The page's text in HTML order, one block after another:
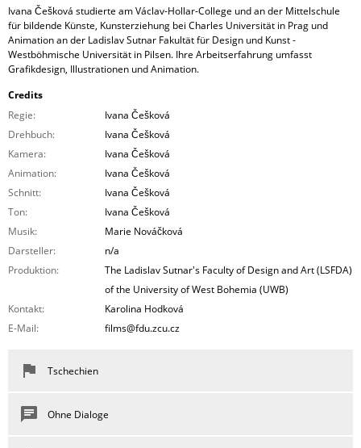
Ivana Češková studierte am Václav-Hollar-College und an der Mittelschule
für bildende Künste, Kunsterziehung bei Charles Universität in Prag und
Animation an der Ladislav Sutnar Fakultät für Design und Kunst -
Westböhmische Universität in Pilsen. Ihre Arbeitserfahrung umfasst
Grafikdesign, Illustrationen und Animation.
Credits
Regie:
Ivana Češková
Drehbuch:
Ivana Češková
Kamera:
Ivana Češková
Animation:
Ivana Češková
Schnitt:
Ivana Češková
Ton:
Ivana Češková
Musik:
Marie Nováčková
Darsteller:
n/a
Produktion:
The Ladislav Sutnar's Faculty of Design and Art (LSFDA)
of the University of West Bohemia (UWB)
Kontakt:
Karolina Hodková
E-Mail:
films@fdu.zcu.cz
Tschechien
Ohne Dialoge